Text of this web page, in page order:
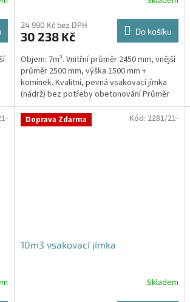
24 990 Kč bez DPH
30 238 Kč Do košíku
Objem: 7m³. Vnitřní průměr 2450 mm, vnější
průměr 2500 mm, výška 1500 mm +
komínek. Kvalitní, pevná vsakovací jímka
(nádrž) bez potřeby obetonování Průměr
přítoku a odtoku +...
Doprava Zdarma
10m3 vsakovací jímka
Skladem
Kód: 2281/21-